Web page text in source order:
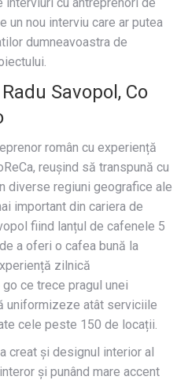
un nou interviu care ar putea
dumneavoastra de
Savopol, Co
român cu experiență
reușind să transpună cu
diverse regiuni geografice ale
important din cariera de
fiind lanțul de cafenele 5
a oferi o cafea bună la
zilnică
ce trece pragul unei
uniformizeze atât serviciile
cele peste 150 de locații.
creat și designul interior al
și punând mare accent